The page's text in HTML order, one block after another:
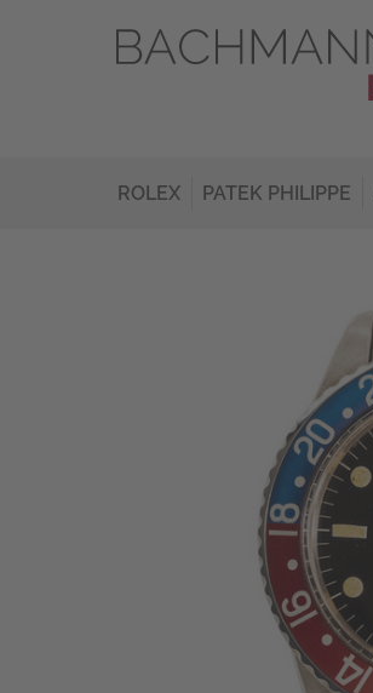
ROLEX PATEK PHILIPPE